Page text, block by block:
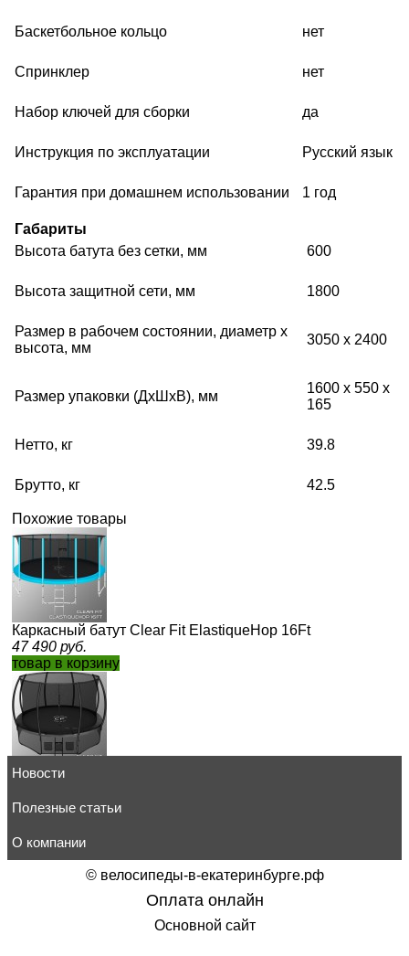
Баскетбольное кольцо нет
Спринклер нет
Набор ключей для сборки да
Инструкция по эксплуатации Русский язык
Гарантия при домашнем использовании 1 год
Габариты
Высота батута без сетки, мм
600
Высота защитной сети, мм 1800
Размер в рабочем состоянии, диаметр х
высота, мм
3050 x 2400
Размер упаковки (ДхШхВ), мм
1600 x 550 x
165
Нетто, кг 39.8
Брутто, кг 42.5
Похожие товары
Каркасный батут Clear Fit ElastiqueHop 16Ft
47 490 руб.
товар в корзину
Каркасный батут Clear Fit SpaceHop 14Ft
товар в корзину
Каркасный батут Clear Fit SunHop 8Ft s-dostavka
Новости
Полезные статьи
О компании
© велосипеды-в-екатеринбурге.рф
Оплата онлайн
Основной сайт